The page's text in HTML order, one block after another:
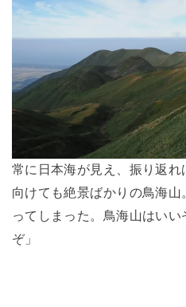
常に日本海が見え、振り返
向けても絶景ばかりの鳥海
ってしまった。鳥海山はい
ぞ」